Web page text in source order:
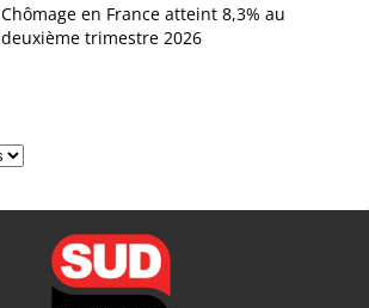
Chômage en France atteint 8,3% au
deuxième trimestre 2026